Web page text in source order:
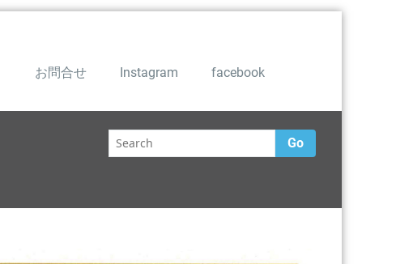
お問合せ Instagram facebook
Go